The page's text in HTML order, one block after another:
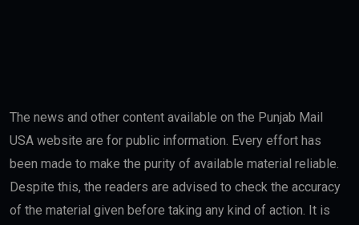
The news and other content available on the Punjab Mail
USA website are for public information. Every effort has
been made to make the purity of available material reliable.
Despite this, the readers are advised to check the accuracy
of the material given before taking any kind of action. It is